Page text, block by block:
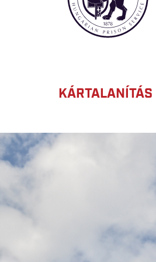
KÁRTALANÍTÁS